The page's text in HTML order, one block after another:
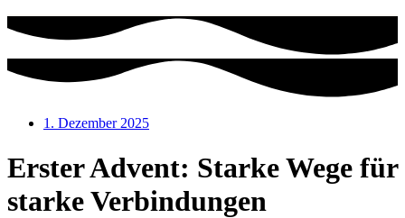
1. Dezember 2025
Erster Advent: Starke Wege für
starke Verbindungen